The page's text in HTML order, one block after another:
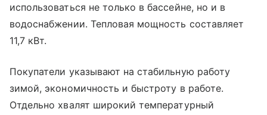
использоваться не только в бассейне, но и в
водоснабжении. Тепловая мощность составляет
11,7 кВт.
Покупатели указывают на стабильную работу
зимой, экономичность и быстроту в работе.
Отдельно хвалят широкий температурный